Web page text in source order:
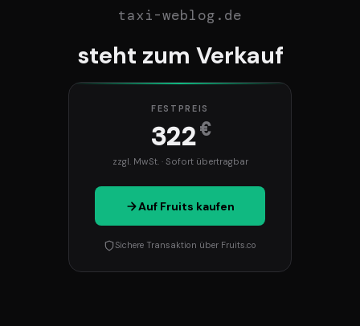
taxi-weblog.de
steht zum Verkauf
FESTPREIS
322€
zzgl. MwSt. · Sofort übertragbar
Auf Fruits kaufen
Sichere Transaktion über Fruits.co